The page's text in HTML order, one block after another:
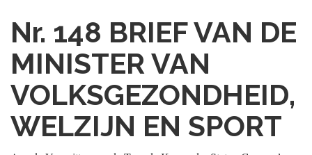
Nr. 148 BRIEF VAN DE
MINISTER VAN
VOLKSGEZONDHEID,
WELZIJN EN SPORT